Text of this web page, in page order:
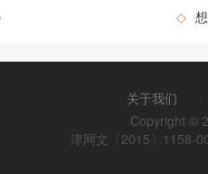
◇
关于我们
Copyright ©
津网文〔2015〕1158-